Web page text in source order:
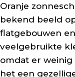
Oranje
bekend beeld
flatgebouwen
veelgebruikte
omdat er
het een